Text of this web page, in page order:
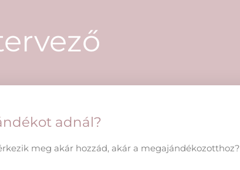
adnál?
meg akár hozzád, akár a megajándékozotthoz?